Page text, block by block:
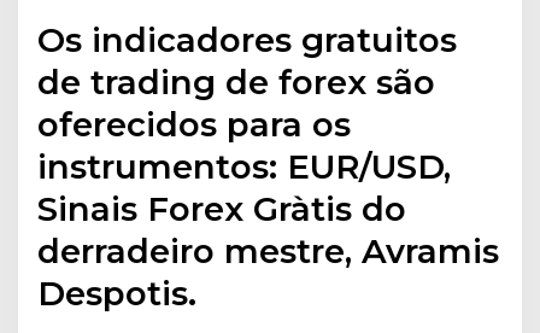
Os indicadores gratuitos
de trading de forex são
oferecidos para os
instrumentos: EUR/USD,
Sinais Forex Gràtis do
derradeiro mestre, Avramis
Despotis.